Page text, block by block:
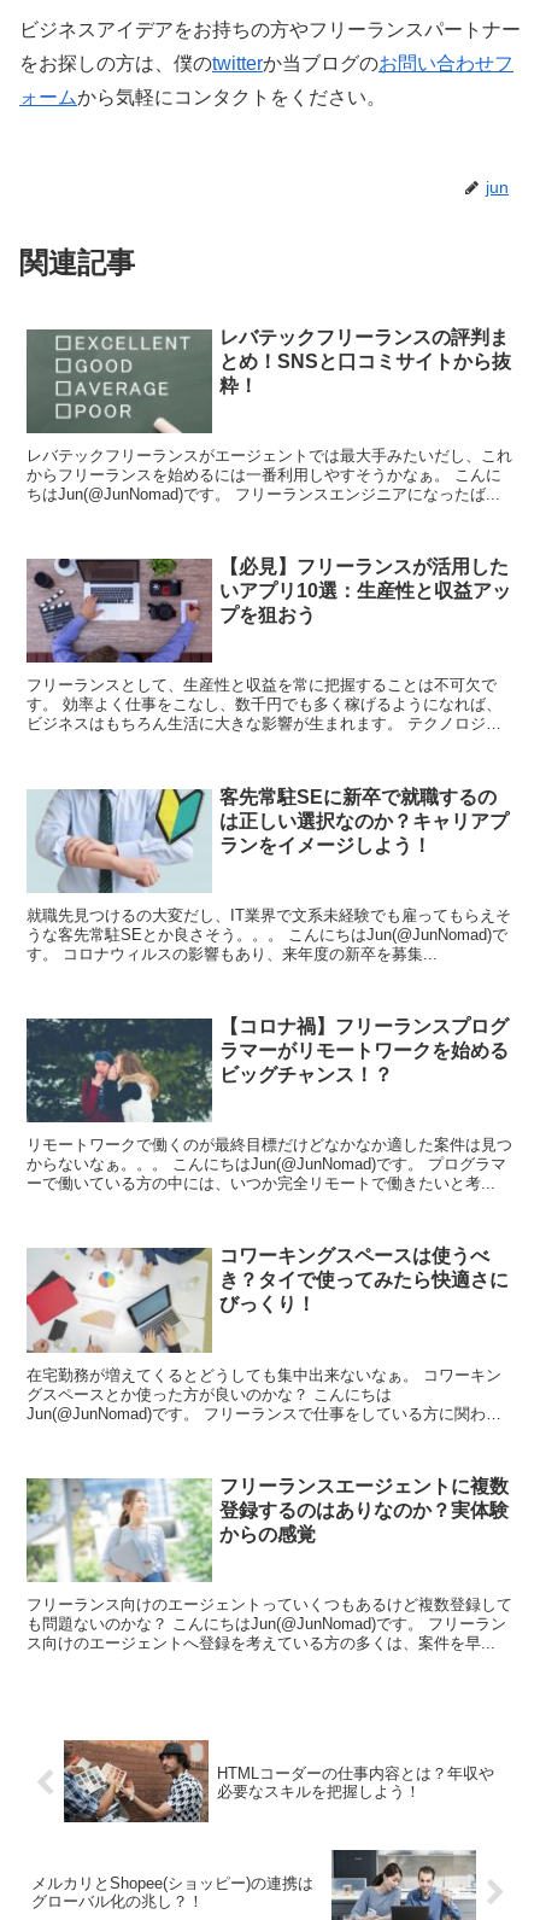
ビジネスアイデアをお持ちの方やフリーランスパートナー
をお探しの方は、僕のtwitterか当ブログのお問い合わせフ
ォームから気軽にコンタクトをください。
jun
関連記事
レバテックフリーランスの評判ま
とめ！SNSと口コミサイトから抜
粋！
レバテックフリーランスがエージェントでは最大手みたいだし、これ
からフリーランスを始めるには一番利用しやすそうかなぁ。 こんに
ちはJun(@JunNomad)です。 フリーランスエンジニアになったば...
【必見】フリーランスが活用した
いアプリ10選：生産性と収益アッ
プを狙おう
フリーランスとして、生産性と収益を常に把握することは不可欠で
す。 効率よく仕事をこなし、数千円でも多く稼げるようになれば、
ビジネスはもちろん生活に大きな影響が生まれます。 テクノロジー
客先常駐SEに新卒で就職するの
は正しい選択なのか？キャリアプ
ランをイメージしよう！
就職先見つけるの大変だし、IT業界で文系未経験でも雇ってもらえそ
うな客先常駐SEとか良さそう。。。 こんにちはJun(@JunNomad)で
す。 コロナウィルスの影響もあり、来年度の新卒を募集...
【コロナ禍】フリーランスプログ
ラマーがリモートワークを始める
ビッグチャンス！？
リモートワークで働くのが最終目標だけどなかなか適した案件は見つ
からないなぁ。。。 こんにちはJun(@JunNomad)です。 プログラマ
ーで働いている方の中には、いつか完全リモートで働きたいと考...
コワーキングスペースは使うべ
き？タイで使ってみたら快適さに
びっくり！
在宅勤務が増えてくるとどうしても集中出来ないなぁ。 コワーキン
グスペースとか使った方が良いのかな？ こんにちは
Jun(@JunNomad)です。 フリーランスで仕事をしている方に関わら
フリーランスエージェントに複数
登録するのはありなのか？実体験
からの感覚
フリーランス向けのエージェントっていくつもあるけど複数登録して
も問題ないのかな？ こんにちはJun(@JunNomad)です。 フリーラン
ス向けのエージェントへ登録を考えている方の多くは、案件を早...
HTMLコーダーの仕事内容とは？年収や
必要なスキルを把握しよう！
メルカリとShopee(ショッピー)の連携は
グローバル化の兆し？！